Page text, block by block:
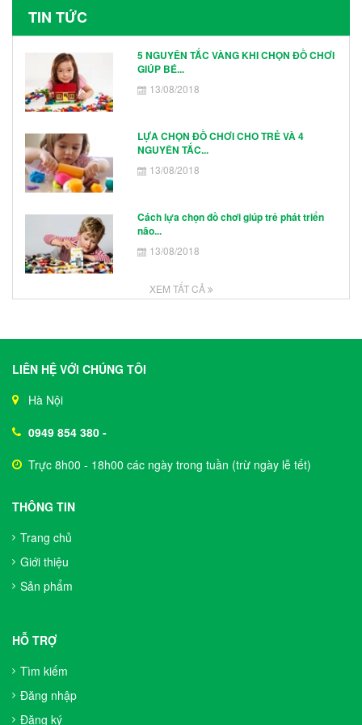
TIN TỨC
5 NGUYÊN TẮC VÀNG KHI CHỌN ĐỒ CHƠI
GIÚP BÉ...
13/08/2018
LỰA CHỌN ĐỒ CHƠI CHO TRẺ VÀ 4
NGUYÊN TẮC...
13/08/2018
Cách lựa chọn đồ chơi giúp trẻ phát triển
não...
13/08/2018
XEM TẤT CẢ
LIÊN HỆ VỚI CHÚNG TÔI
Hà Nội
0949 854 380 -
Trực 8h00 - 18h00 các ngày trong tuần (trừ ngày lễ tết)
THÔNG TIN
Trang chủ
Giới thiệu
Sản phẩm
HỖ TRỢ
Tìm kiếm
Đăng nhập
Đăng ký